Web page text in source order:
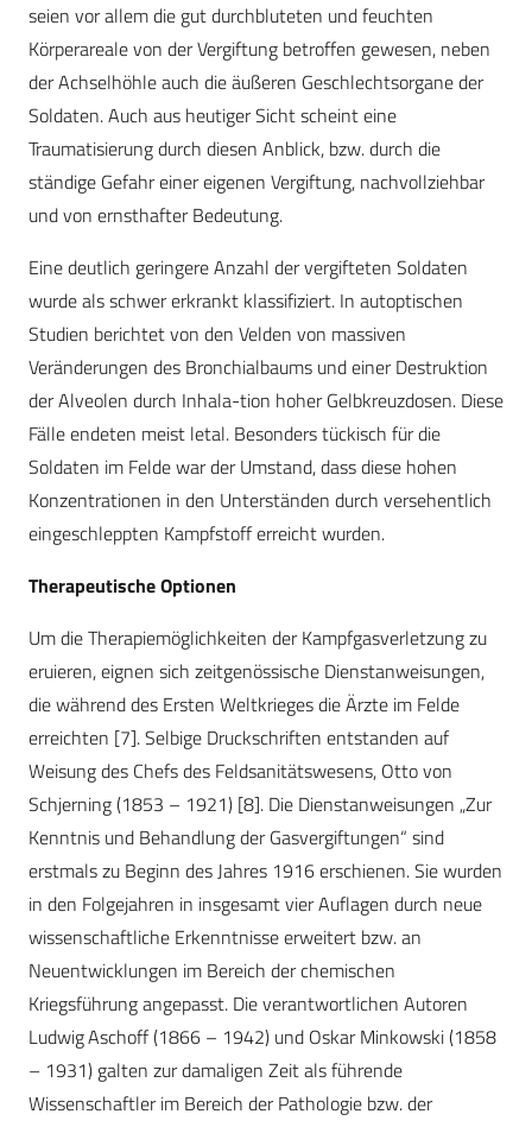
seien vor allem die gut durchbluteten und feuchten
Körperareale von der Vergiftung betroffen gewesen, neben
der Achselhöhle auch die äußeren Geschlechtsorgane der
Soldaten. Auch aus heutiger Sicht scheint eine
Traumatisierung durch diesen Anblick, bzw. durch die
ständige Gefahr einer eigenen Vergiftung, nachvollziehbar
und von ernsthafter Bedeutung.
Eine deutlich geringere Anzahl der vergifteten Soldaten
wurde als schwer erkrankt klassifiziert. In autoptischen
Studien berichtet von den Velden von massiven
Veränderungen des Bronchialbaums und einer Destruktion
der Alveolen durch Inhala-tion hoher Gelbkreuzdosen. Diese
Fälle endeten meist letal. Besonders tückisch für die
Soldaten im Felde war der Umstand, dass diese hohen
Konzentrationen in den Unterständen durch versehentlich
eingeschleppten Kampfstoff erreicht wurden.
Therapeutische Optionen
Um die Therapiemöglichkeiten der Kampfgasverletzung zu
eruieren, eignen sich zeitgenössische Dienstanweisungen,
die während des Ersten Weltkrieges die Ärzte im Felde
erreichten [7]. Selbige Druckschriften entstanden auf
Weisung des Chefs des Feldsanitätswesens, Otto von
Schjerning (1853 – 1921) [8]. Die Dienstanweisungen „Zur
Kenntnis und Behandlung der Gasvergiftungen“ sind
erstmals zu Beginn des Jahres 1916 erschienen. Sie wurden
in den Folgejahren in insgesamt vier Auflagen durch neue
wissenschaftliche Erkenntnisse erweitert bzw. an
Neuentwicklungen im Bereich der chemischen
Kriegsführung angepasst. Die verantwortlichen Autoren
Ludwig Aschoff (1866 – 1942) und Oskar Minkowski (1858
– 1931) galten zur damaligen Zeit als führende
Wissenschaftler im Bereich der Pathologie bzw. der